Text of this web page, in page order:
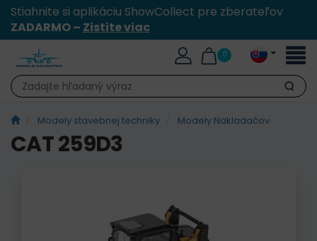
Stiahnite si aplikáciu ShowCollect pre zberateľov
ZADARMO – Zistite viac
0
Hľadať
Modely stavebnej techniky Modely Nakladačov
CAT 259D3